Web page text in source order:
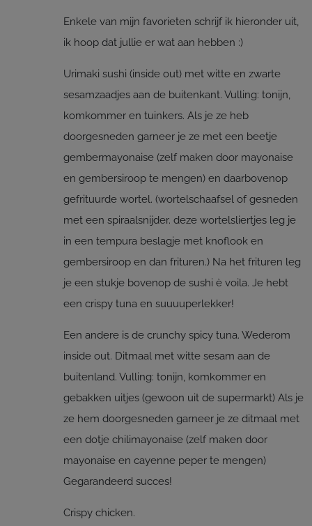
Enkele van mijn favorieten schrijf ik hieronder uit,
ik hoop dat jullie er wat aan hebben :)
Urimaki sushi (inside out) met witte en zwarte
sesamzaadjes aan de buitenkant. Vulling: tonijn,
komkommer en tuinkers. Als je ze heb
doorgesneden garneer je ze met een beetje
gembermayonaise (zelf maken door mayonaise
en gembersiroop te mengen) en daarbovenop
gefrituurde wortel. (wortelschaafsel of gesneden
met een spiraalsnijder. deze wortelsliertjes leg je
in een tempura beslagje met knoflook en
gembersiroop en dan frituren.) Na het frituren leg
je een stukje bovenop de sushi è voila. Je hebt
een crispy tuna en suuuuperlekker!
Een andere is de crunchy spicy tuna. Wederom
inside out. Ditmaal met witte sesam aan de
buitenland. Vulling: tonijn, komkommer en
gebakken uitjes (gewoon uit de supermarkt) Als je
ze hem doorgesneden garneer je ze ditmaal met
een dotje chilimayonaise (zelf maken door
mayonaise en cayenne peper te mengen)
Gegarandeerd succes!
Crispy chicken.